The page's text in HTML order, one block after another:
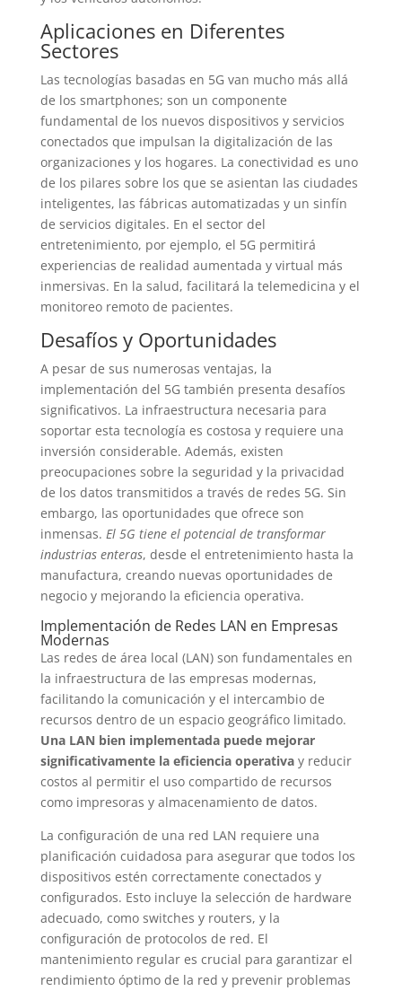
Aplicaciones en Diferentes
Sectores
Las tecnologías basadas en 5G van mucho más allá
de los smartphones; son un componente
fundamental de los nuevos dispositivos y servicios
conectados que impulsan la digitalización de las
organizaciones y los hogares. La conectividad es uno
de los pilares sobre los que se asientan las ciudades
inteligentes, las fábricas automatizadas y un sinfín
de servicios digitales. En el sector del
entretenimiento, por ejemplo, el 5G permitirá
experiencias de realidad aumentada y virtual más
inmersivas. En la salud, facilitará la telemedicina y el
monitoreo remoto de pacientes.
Desafíos y Oportunidades
A pesar de sus numerosas ventajas, la
implementación del 5G también presenta desafíos
significativos. La infraestructura necesaria para
soportar esta tecnología es costosa y requiere una
inversión considerable. Además, existen
preocupaciones sobre la seguridad y la privacidad
de los datos transmitidos a través de redes 5G. Sin
embargo, las oportunidades que ofrece son
inmensas. El 5G tiene el potencial de transformar
industrias enteras, desde el entretenimiento hasta la
manufactura, creando nuevas oportunidades de
negocio y mejorando la eficiencia operativa.
Implementación de Redes LAN en Empresas
Modernas
Las redes de área local (LAN) son fundamentales en
la infraestructura de las empresas modernas,
facilitando la comunicación y el intercambio de
recursos dentro de un espacio geográfico limitado.
Una LAN bien implementada puede mejorar
significativamente la eficiencia operativay reducir
costos al permitir el uso compartido de recursos
como impresoras y almacenamiento de datos.
La configuración de una red LAN requiere una
planificación cuidadosa para asegurar que todos los
dispositivos estén correctamente conectados y
configurados. Esto incluye la selección de hardware
adecuado, como switches y routers, y la
configuración de protocolos de red. El
mantenimiento regular es crucial para garantizar el
rendimiento óptimo de la red y prevenir problemas